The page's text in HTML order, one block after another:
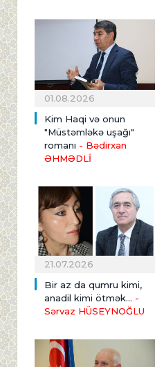
01.08.2026
Kim Haqi və onun
"Müstəmləkə uşağı"
romanı - Bədirxan
ƏHMƏDLİ
21.07.2026
Bir az da qumru kimi,
anadil kimi ötmək... -
Sərvaz HÜSEYNOĞLU